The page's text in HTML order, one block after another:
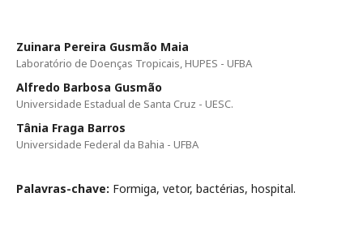
Zuinara Pereira Gusmão Maia
Laboratório de Doenças Tropicais, HUPES - UFBA
Alfredo Barbosa Gusmão
Universidade Estadual de Santa Cruz - UESC.
Tânia Fraga Barros
Universidade Federal da Bahia - UFBA
Palavras-chave: Formiga, vetor, bactérias, hospital.